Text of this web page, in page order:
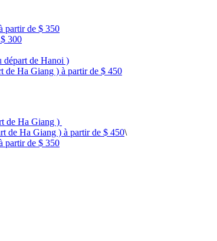
partir de $ 350
300
départ de Hanoi )
de Ha Giang ) à partir de $ 450
de Ha Giang )
de Ha Giang ) à partir de $ 450\
partir de $ 350